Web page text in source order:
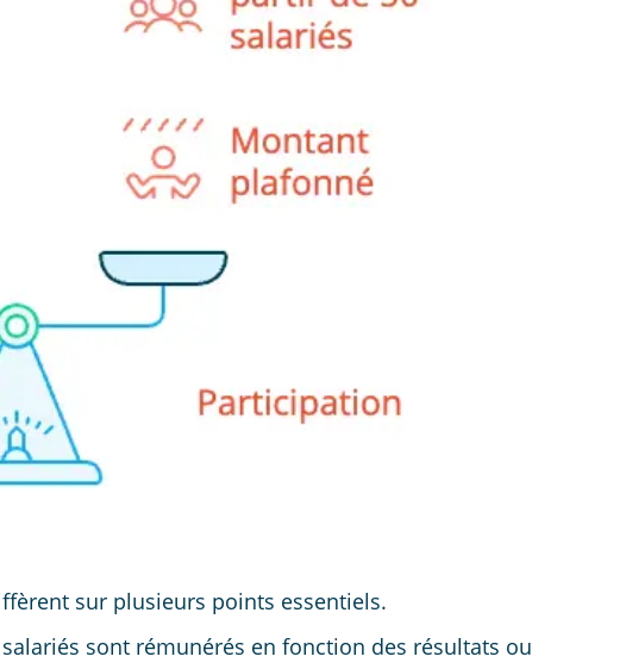
sur plusieurs points essentiels.
sont rémunérés en fonction des résultats ou